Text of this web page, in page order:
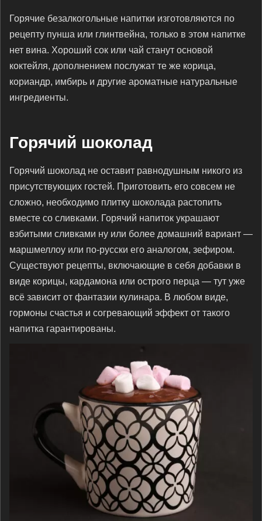
Горячие безалкогольные напитки изготовляются по
рецепту пунша или глинтвейна, только в этом напитке
нет вина. Хороший сок или чай станут основой
коктейля, дополнением послужат те же корица,
кориандр, имбирь и другие ароматные натуральные
ингредиенты.
Горячий шоколад
Горячий шоколад не оставит равнодушным никого из
присутствующих гостей. Приготовить его совсем не
сложно, необходимо плитку шоколада растопить
вместе со сливками. Горячий напиток украшают
взбитыми сливками ну или более домашний вариант —
маршмеллоу или по-русски его аналогом, зефиром.
Существуют рецепты, включающие в себя добавки в
виде корицы, кардамона или острого перца — тут уже
всё зависит от фантазии кулинара. В любом виде,
гормоны счастья и согревающий эффект от такого
напитка гарантированы.